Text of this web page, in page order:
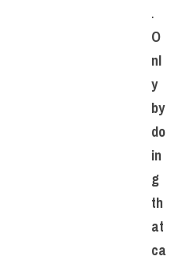
O
nl
y
by
do
in
g
th
at
ca